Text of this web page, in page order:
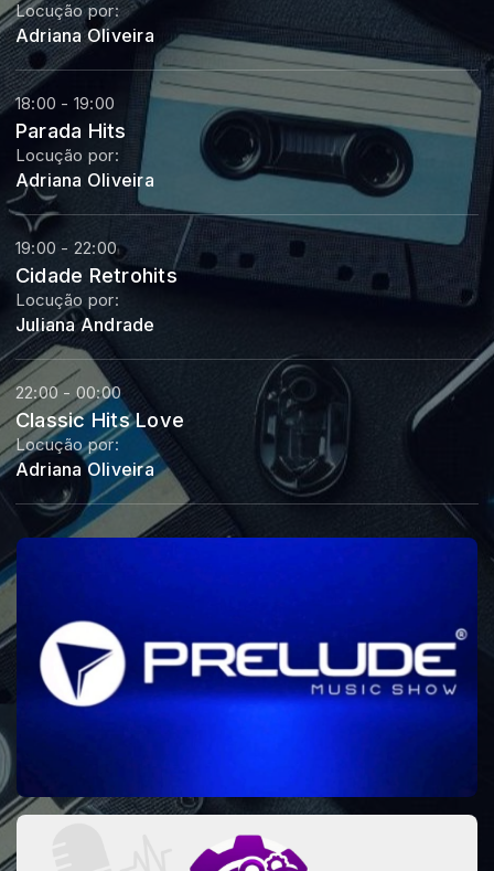
Locução por:
Adriana Oliveira
18:00 - 19:00
Parada Hits
Locução por:
Adriana Oliveira
19:00 - 22:00
Cidade Retrohits
Locução por:
Juliana Andrade
22:00 - 00:00
Classic Hits Love
Locução por:
Adriana Oliveira